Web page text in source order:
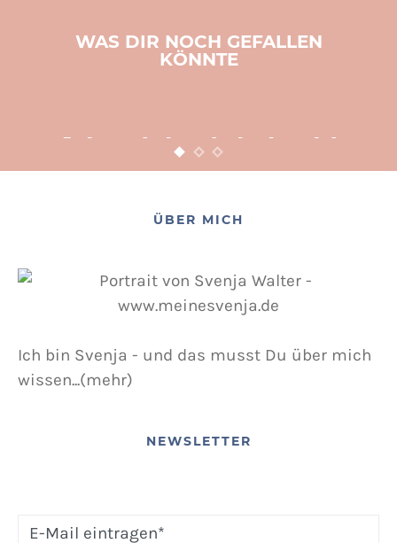
WAS DIR NOCH GEFALLEN
KÖNNTE
Adventsbasteln leicht
gemacht
POSTED ON
ÜBER MICH
Ich bin Svenja - und das musst Du über mich
wissen...(mehr)
NEWSLETTER